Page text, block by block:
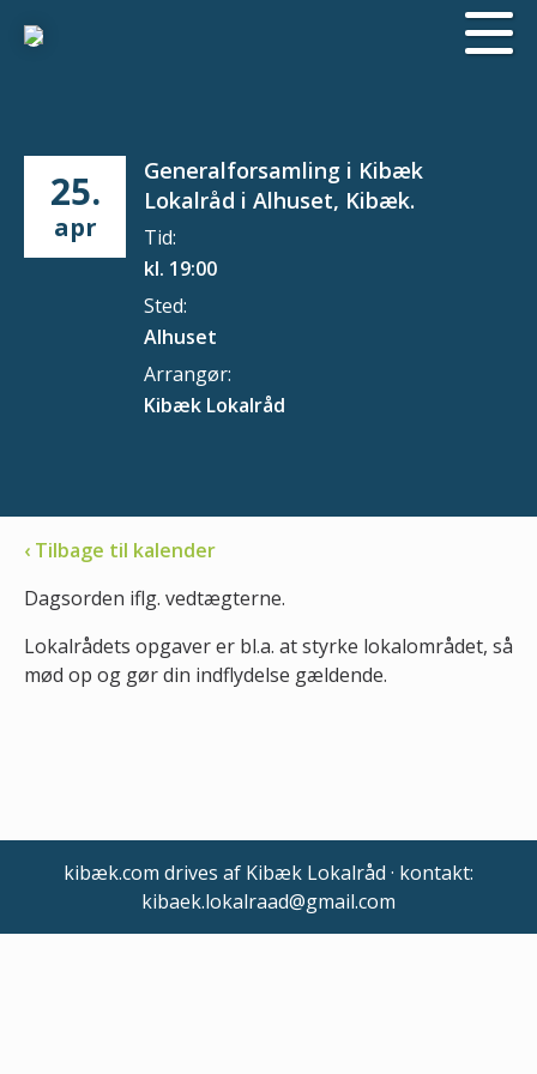
25.
apr
Generalforsamling i Kibæk
Lokalråd i Alhuset, Kibæk.
Tid:
kl. 19:00
Sted:
Alhuset
Arrangør:
Kibæk Lokalråd
‹ Tilbage til kalender
Dagsorden iflg. vedtægterne.
Lokalrådets opgaver er bl.a. at styrke lokalområdet, så
mød op og gør din indflydelse gældende.
kibæk.com drives af Kibæk Lokalråd · kontakt:
kibaek.lokalraad@gmail.com